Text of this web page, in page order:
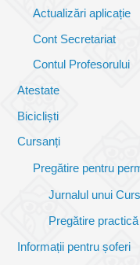
Actualizări aplicație
Cont Secretariat
Contul Profesorului
Atestate
Bicicliști
Cursanți
Pregătire pentru
Jurnalul unui
Pregătire practică
Informații pentru șoferi